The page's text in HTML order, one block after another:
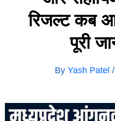
रिजल्ट कब
पूरी
By Yash Patel /